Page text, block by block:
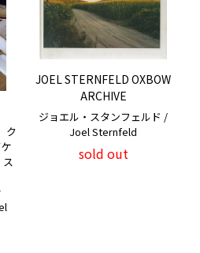
ク
JOEL STERNFELD OXBOW
ARCHIVE
ジョエル・スタンフェルド /
Joel Sternfeld
sold out